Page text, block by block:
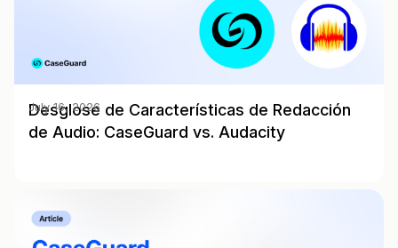
Desglose de Características de Redacción
de Audio: CaseGuard vs. Audacity
July 16, 2026